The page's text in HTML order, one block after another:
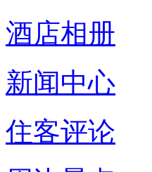
酒店相册
新闻中心
住客评论